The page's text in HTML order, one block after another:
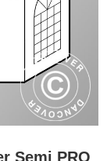
Semi PRO